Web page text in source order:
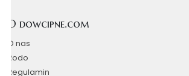
O dowcipne.com
O nas
Rodo
Regulamin